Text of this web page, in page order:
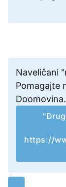
Naveličani
Pomagajte
https://